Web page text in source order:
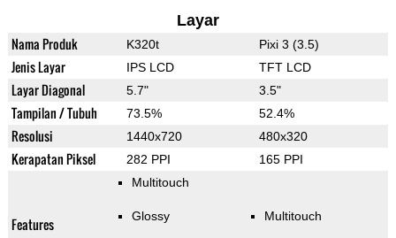
Layar
Nama Produk K320t Pixi 3 (3.5)
Jenis Layar IPS LCD TFT LCD
Layar Diagonal 5.7" 3.5"
Tampilan / Tubuh 73.5% 52.4%
Resolusi 1440x720 480x320
Kerapatan Piksel 282 PPI 165 PPI
Features
Multitouch
Glossy Multitouch